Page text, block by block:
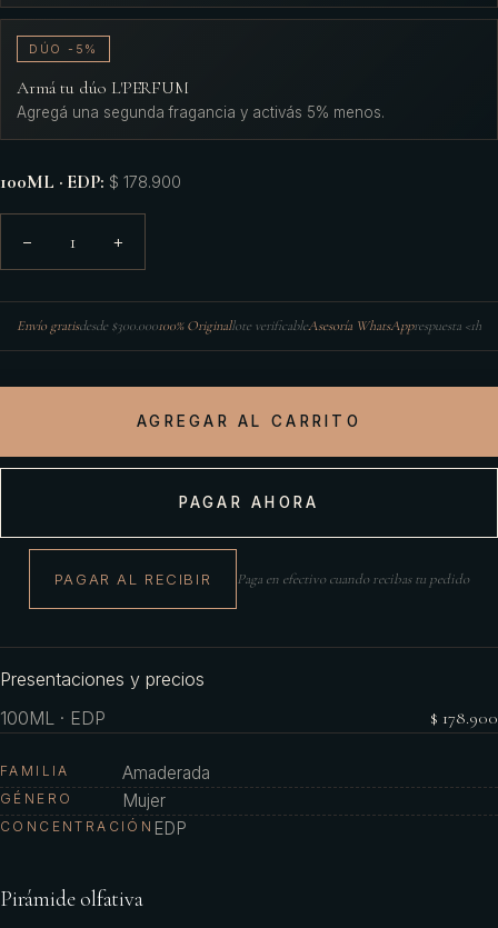
DÚO -5%
Armá tu dúo L'PERFUM
Agregá una segunda fragancia y activás 5% menos.
100ML · EDP: $ 178.900
− 1 +
Envío gratisdesde $300.000100% Originallote verificableAsesoría WhatsApprespuesta <1h
AGREGAR AL CARRITO
PAGAR AHORA
PAGAR AL RECIBIR Paga en efectivo cuando recibas tu pedido
Presentaciones y precios
100ML · EDP
$ 178.900
FAMILIA Amaderada
GÉNERO Mujer
CONCENTRACIÓN EDP
Pirámide olfativa